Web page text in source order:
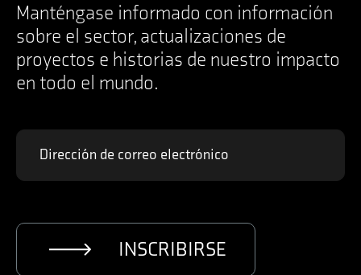
Manténgase informado con información
sobre el sector, actualizaciones de
proyectos e historias de nuestro impacto
en todo el mundo.
INSCRIBIRSE